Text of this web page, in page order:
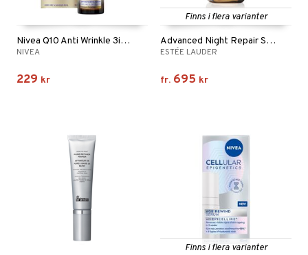
Nivea Q10 Anti Wrinkle 3in1 Repairing Serum
NIVEA
229 kr
Finns i flera varianter
Advanced Night Repair Serum
ESTÉE LAUDER
fr. 695 kr
Finns i flera varianter